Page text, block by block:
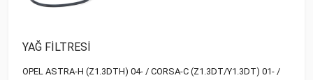
YAĞ FİLTRESİ
OPEL ASTRA-H (Z1.3DTH) 04- / CORSA-C (Z1.3DT/Y1.3DT) 01- /